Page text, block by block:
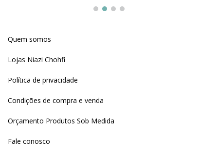
Quem somos
Lojas Niazi Chohfi
Política de privacidade
Condições de compra e venda
Orçamento Produtos Sob Medida
Fale conosco